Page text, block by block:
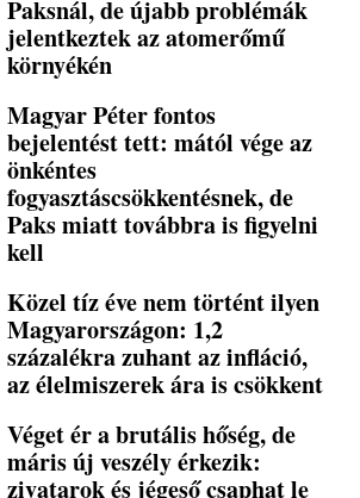
Paksnál, de újabb problémák
jelentkeztek az atomerőmű
környékén
Magyar Péter fontos
bejelentést tett: mától vége az
önkéntes
fogyasztáscsökkentésnek, de
Paks miatt továbbra is figyelni
kell
Közel tíz éve nem történt ilyen
Magyarországon: 1,2
százalékra zuhant az infláció,
az élelmiszerek ára is csökkent
Véget ér a brutális hőség, de
máris új veszély érkezik:
zivatarok és jégeső csaphat le